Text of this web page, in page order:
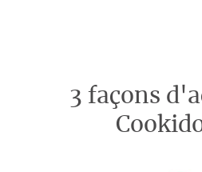
3 façons